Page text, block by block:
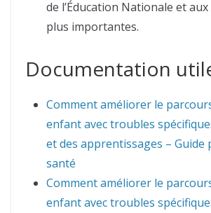
de l’Éducation Nationale et
plus importantes.
Documentation
Comment améliorer le
enfant avec troubles
et des apprentissages – Guide
santé
Comment améliorer le
enfant avec troubles